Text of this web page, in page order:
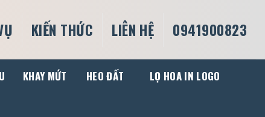
KIẾN THỨC LIÊN HỆ 0941900823
KHAY MỨT HEO ĐẤT LỌ HOA IN LOGO